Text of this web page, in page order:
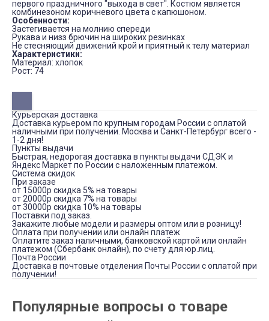
первого праздничного "выхода в свет". Костюм является
комбинезоном коричневого цвета с капюшоном.
Особенности:
Застегивается на молнию спереди
Рукава и низз брючин на широких резинках
Не стесняющий движений крой и приятный к телу материал
Характеристики:
Материал: хлопок
Рост: 74
Курьерская доставка
Доставка курьером по крупным городам России с оплатой
наличными при получении. Москва и Санкт-Петербург всего -
1-2 дня!
Пункты выдачи
Быстрая, недорогая доставка в пункты выдачи СДЭК и
Яндекс Маркет по России с наложенным платежом.
Система скидок
При заказе
от 15000р скидка 5% на товары
от 20000р скидка 7% на товары
от 30000р скидка 10% на товары
Поставки под заказ.
Закажите любые модели и размеры оптом или в розницу!
Оплата при получении или онлайн платеж
Оплатите заказ наличными, банковской картой или онлайн
платежом (Сбербанк онлайн), по счету для юр.лиц.
Почта России
Доставка в почтовые отделения Почты России с оплатой при
получении!
Популярные вопросы о товаре